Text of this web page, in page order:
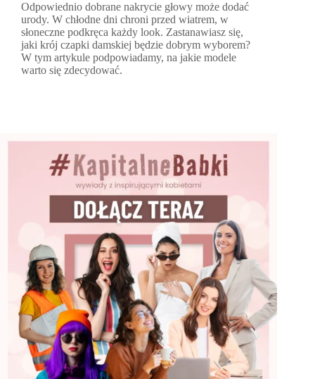
Odpowiednio dobrane nakrycie głowy może dodać
urody. W chłodne dni chroni przed wiatrem, w
słoneczne podkręca każdy look. Zastanawiasz się,
jaki krój czapki damskiej będzie dobrym wyborem?
W tym artykule podpowiadamy, na jakie modele
warto się zdecydować.